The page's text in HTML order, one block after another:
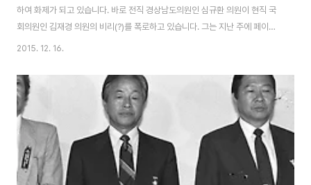
하여 화제가 되고 있습니다. 바로 전직 경상남도의원인 심규환 의원이 현직 국
회의원인 김재경 의원의 비리(?)를 폭로하고 있습니다. 그는 지난 주에 페이스
북에 "검은 돈? 검은 심부름?"이라는 제목의 글을 올려 "현직 국회의원으로부
을 받아 나오면서 왜 새삼스럽게 현금으로 주는 것인지 의문스러웠다"고 합니
다. 통상 동문회비는 합법적인 경비 지출이므로 온라인 계좌로 보내면 되는데
현금으로 납부하는 것이 이상 했다는 것이지요. 동창회에 현금으로 1000만원
을 낸 것을 보면 그 돈의 출처에 미심쩍은 부분이 있을지도 모른다는 주장입니
다. 언론보도를 보니 해당 국회..
2015. 12. 16.